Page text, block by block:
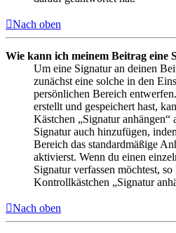
Nach oben
Wie kann ich meinem Beitrag eine
Um eine Signatur an deinen
zunächst eine solche in den
persönlichen Bereich
erstellt und gespeichert hast,
Kästchen „Signatur
Signatur auch hinzufügen,
Bereich das standardmäßige
aktivierst. Wenn du einen
Signatur verfassen möchtest,
Kontrollkästchen „Signatur
Nach oben